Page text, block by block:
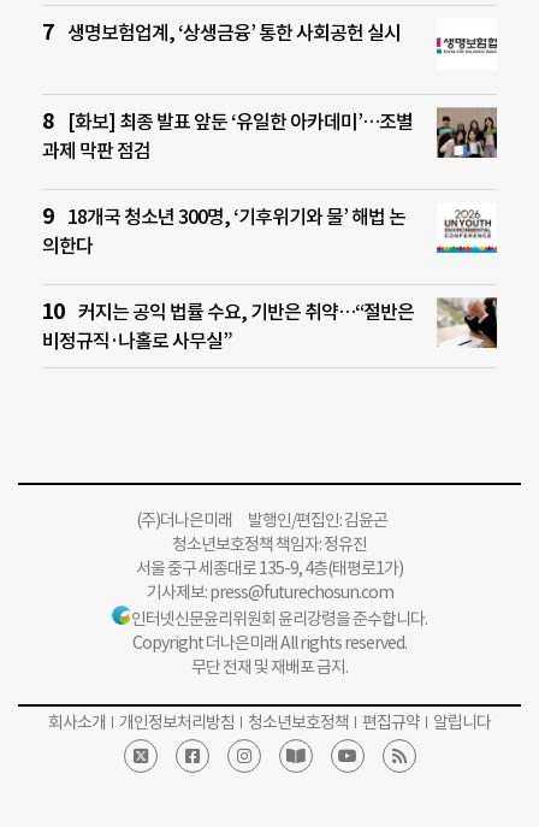
생명보험업계, ‘상생금융’ 통한 사회공헌 실시
[화보] 최종 발표 앞둔 ‘유일한 아카데미’…조별
과제 막판 점검
18개국 청소년 300명, ‘기후위기와 물’ 해법 논
의한다
커지는 공익 법률 수요, 기반은 취약…“절반은
비정규직·나홀로 사무실”
(주)더나은미래 발행인/편집인: 김윤곤
청소년보호정책 책임자: 정유진
서울 중구 세종대로 135-9, 4층(태평로1가)
기사제보:press@futurechosun.com
인터넷신문윤리위원회 윤리강령을 준수합니다.
Copyright 더나은미래 All rights reserved.
무단 전재 및 재배포 금지.
회사소개 개인정보처리방침 청소년보호정책 편집규약 알립니다